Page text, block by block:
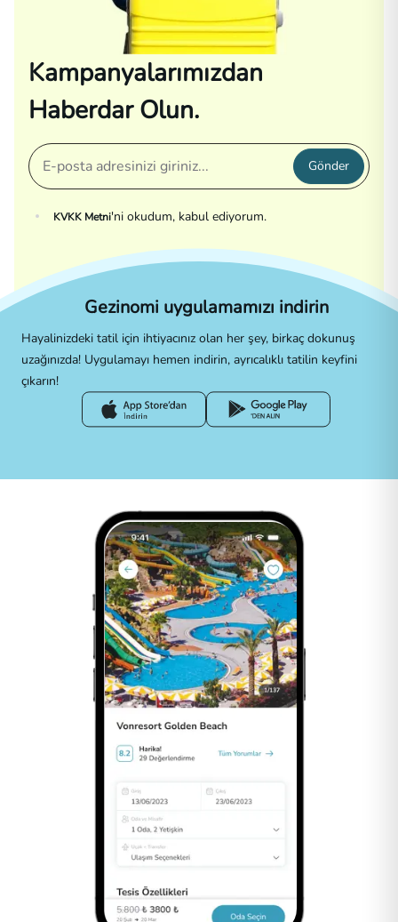
Kampanyalarımızdan
Haberdar Olun.
Gönder
KVKK Metni'ni okudum, kabul ediyorum.
Gezinomi uygulamamızı indirin
Hayalinizdeki tatil için ihtiyacınız olan her şey, birkaç dokunuş
uzağınızda! Uygulamayı hemen indirin, ayrıcalıklı tatilin keyfini
çıkarın!